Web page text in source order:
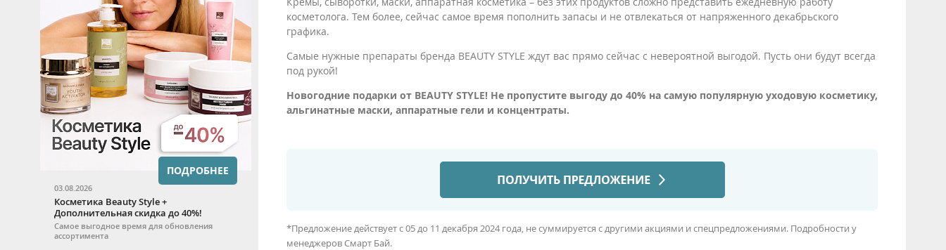
03.08.2026
Косметика Beauty Style +
Дополнительная скидка до 40%!
Самое выгодное время для обновления
ассортимента
ПОДРОБНЕЕ
косметолога. Тем более, сейчас самое время пополнить запасы и не отвлекаться от напряженного декабрьского
графика.
Самые нужные препараты бренда BEAUTY STYLE ждут вас прямо сейчас с невероятной выгодой. Пусть они будут всегда
под рукой!
Новогодние подарки от BEAUTY STYLE! Не пропустите выгоду до 40% на самую популярную уходовую косметику,
альгинатные маски, аппаратные гели и концентраты.
*Предложение действует с 05 до 11 декабря 2024 года, не суммируется с другими акциями и спецпредложениями. Подробности у
менеджеров Смарт Бай.